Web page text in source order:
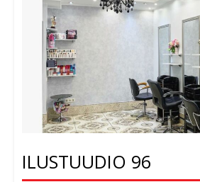
ILUSTUUDIO 96